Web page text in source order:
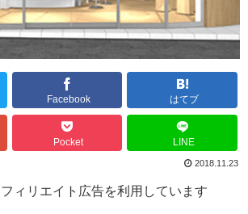
Facebook はてブ
Pocket LINE
2018.11.23
ィリエイト広告を利用しています